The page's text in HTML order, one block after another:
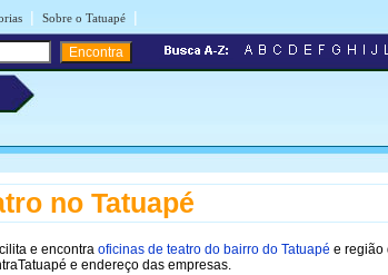
| Sobre o Tatuapé |
no Tatuapé
e encontra oficinas de teatro do bairro do Tatuapé e região
e endereço das empresas.